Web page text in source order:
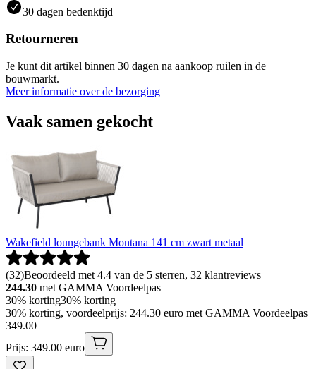
30 dagen bedenktijd
Retourneren
Je kunt dit artikel binnen 30 dagen na aankoop ruilen in de
bouwmarkt.
Meer informatie over de bezorging
Vaak samen gekocht
Wakefield loungebank Montana 141 cm zwart metaal
(32)Beoordeeld met 4.4 van de 5 sterren, 32 klantreviews
244.30 met GAMMA Voordeelpas
30% korting30% korting
30% korting, voordeelprijs: 244.30 euro met GAMMA Voordeelpas
349.00
Prijs: 349.00 euro